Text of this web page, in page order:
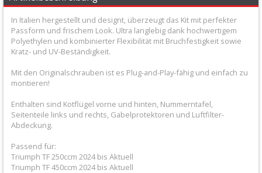
+
Filter
&
Schmierstoffe
Hebel
/
Armaturen
In Italien hergestellt und designt, überzeugt das Kit mit perfekter
Passform und frischem Look. Ultra langlebig dank hochwertigem
Polyethylen und kombinierter Flexibilität mit Bruchfestigkeit sowie
Kratz- und UV-Beständigkeit.
Mit den Originalschrauben ist es Plug-and-Play-fähig und einfach zu
montieren!
Enthalten sind Kotflügel vorne und hinten, Nummerntafel,
Seitenteile links und rechts, Gabelprotektoren und Luftfilter-
Abdeckung.
Passend für:
Triumph TF 250ccm 2024 bis Aktuell
Triumph TF 450ccm 2024 bis Aktuell